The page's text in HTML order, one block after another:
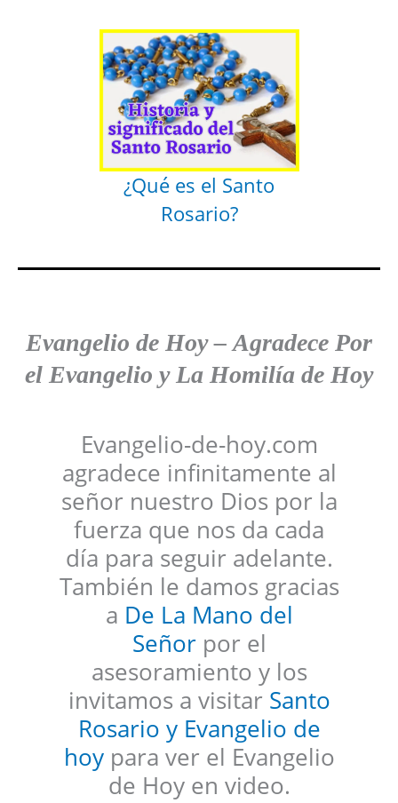
¿Qué es el Santo
Rosario?
Evangelio de Hoy–Agradece Por
el Evangelio y La Homilía de Hoy
Evangelio-de-hoy.com
agradece infinitamente al
señor nuestro Dios por la
fuerza que nos da cada
día para seguir adelante.
También le damos gracias
a De La Mano del
Señorpor el
asesoramiento y los
invitamos a visitar Santo
Rosario y Evangelio de
hoypara ver el Evangelio
de Hoy en video.